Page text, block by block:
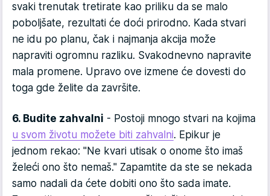
svaki trenutak tretirate kao priliku da se malo
poboljšate, rezultati će doći prirodno. Kada stvari
ne idu po planu, čak i najmanja akcija može
napraviti ogromnu razliku. Svakodnevno napravite
mala promene. Upravo ove izmene će dovesti do
toga gde želite da završite.
6. Budite zahvalni - Postoji mnogo stvari na kojima
u svom životu možete biti zahvalni. Epikur je
jednom rekao: "Ne kvari utisak o onome što imaš
želeći ono što nemaš." Zapamtite da ste se nekada
samo nadali da ćete dobiti ono što sada imate.